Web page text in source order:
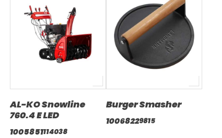
AL-KO Snowline
760.4 E LED
1005851114038
Burger Smasher
10068229815